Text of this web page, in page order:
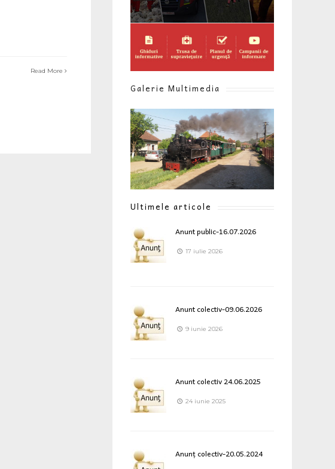
Read More
Galerie Multimedia
Ultimele articole
Anunt public-16.07.2026
17 iulie 2026
Anunt colectiv-09.06.2026
9 iunie 2026
Anunt colectiv 24.06.2025
24 iunie 2025
Anunț colectiv-20.05.2024